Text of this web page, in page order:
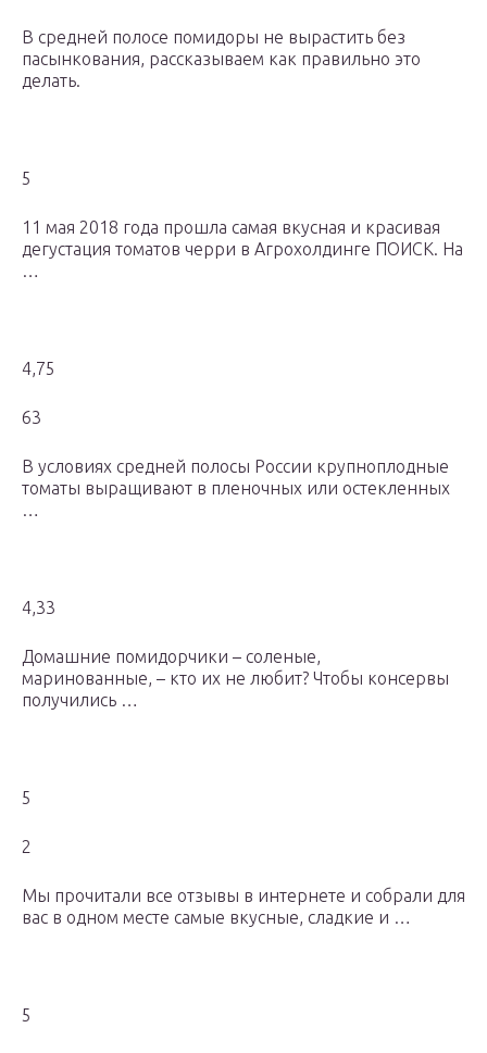
В средней полосе помидоры не вырастить без
пасынкования, рассказываем как правильно это
делать.
5
11 мая 2018 года прошла самая вкусная и красивая
дегустация томатов черри в Агрохолдинге ПОИСК. На
…
4,75
63
В условиях средней полосы России крупноплодные
томаты выращивают в пленочных или остекленных
…
4,33
Домашние помидорчики – соленые,
маринованные, – кто их не любит? Чтобы консервы
получились …
5
2
Мы прочитали все отзывы в интернете и собрали для
вас в одном месте самые вкусные, сладкие и …
5